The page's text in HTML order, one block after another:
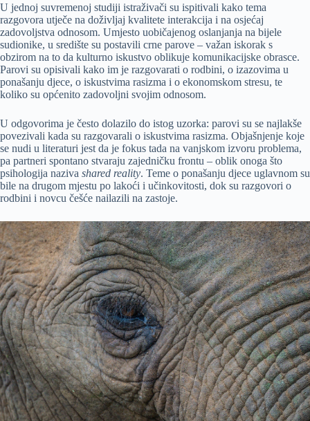
U jednoj suvremenoj studiji istraživači su ispitivali kako tema
razgovora utječe na doživljaj kvalitete interakcija i na osjećaj
zadovoljstva odnosom. Umjesto uobičajenog oslanjanja na bijele
sudionike, u središte su postavili crne parove – važan iskorak s
obzirom na to da kulturno iskustvo oblikuje komunikacijske obrasce.
Parovi su opisivali kako im je razgovarati o rodbini, o izazovima u
ponašanju djece, o iskustvima rasizma i o ekonomskom stresu, te
koliko su općenito zadovoljni svojim odnosom.
U odgovorima je često dolazilo do istog uzorka: parovi su se najlakše
povezivali kada su razgovarali o iskustvima rasizma. Objašnjenje koje
se nudi u literaturi jest da je fokus tada na vanjskom izvoru problema,
pa partneri spontano stvaraju zajedničku frontu – oblik onoga što
psihologija naziva shared reality. Teme o ponašanju djece uglavnom su
bile na drugom mjestu po lakoći i učinkovitosti, dok su razgovori o
rodbini i novcu češće nailazili na zastoje.